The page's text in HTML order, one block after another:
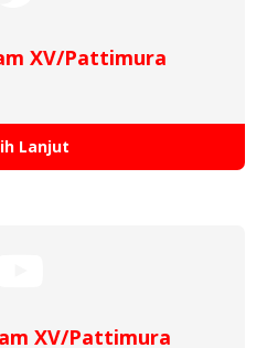
XV/Pattimura
Lanjut
XV/Pattimura